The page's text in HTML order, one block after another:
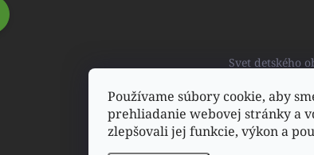
Používame súbory cookie, aby
prehliadanie webovej stránky a
zlepšovali jej funkcie, výkon a
Svet detského